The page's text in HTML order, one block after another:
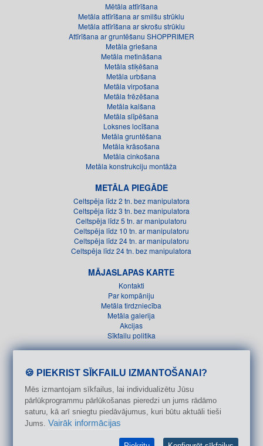
Mētāla attīrīšana
Metāla attīrīšana ar smilšu strūklu
Metāla attīrīšana ar skrošu strūklu
Attīrīšana ar gruntēšanu SHOPPRIMER
Metāla griešana
Metāla metināšana
Metāla stiķēšana
Metāla urbšana
Metāla virpošana
Metāla frēzēšana
Metāla kalšana
Metāla slīpēšana
Loksnes locīšana
Metāla gruntēšana
Metāla krāsošana
Metāla cinkošana
Metāla konstrukciju montāža
METĀLA PIEGĀDE
Celtspēja līdz 2 tn. bez manipulatora
Celtspēja līdz 3 tn. bez manipulatora
Celtspēja līdz 5 tn. ar manipulatoru
Celtspēja līdz 10 tn. ar manipulatoru
Celtspēja līdz 24 tn. ar manipulatoru
Celtspēja līdz 24 tn. bez manipulatora
MĀJASLAPAS KARTE
Kontakti
Par kompāniju
Metāla tirdzniecība
Metāla galerija
Akcijas
Sīkfailu politika
+(371) 26 611 151
info@metals.lv
Ilzenes 1B, Rīga, LV-1005
🍪 PIEKRIST SĪKFAILU IZMANTOŠANAI?
Mēs izmantojam sīkfailus, lai individualizētu Jūsu
pārlūkprogrammu pārlūkošanas pieredzi un jums rādāmo
saturu, kā arī sniegtu piedāvājumus, kuri būtu aktuāli tieši
Jums.Vairāk informācijas